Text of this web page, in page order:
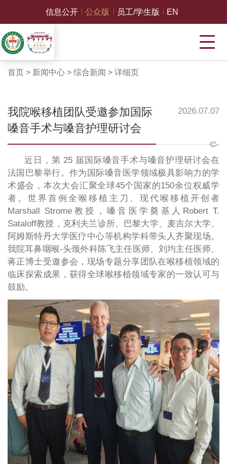
信息公开 公众版 员工/学生版 EN
首页 > 新闻中心> 综合新闻 > 详细页
我院喉移植团队受邀参加国际
嗓音手术与嗓音护理研讨会
2026.07.07
近日，第 25 届国际嗓音手术与嗓音护理研讨会在
法国巴黎举行。作为国际嗓音医学领域极具影响力的学
术盛会，本次大会汇聚全球45个国家的150余位权威学
者。世界首例全喉移植主刀、现代喉移植开创者
Marshall Strome教授，嗓音医学奠基人Robert T.
Sataloff教授，克利夫兰诊所、巴黎大学、麦吉尔大学、
阿姆斯特丹大学医疗中心等机构学科带头人齐聚现场。
我院耳鼻咽喉-头颈外科陈飞主任医师、刘均主任医师、
蒋正博士受邀参会，现场专题分享团队在喉移植领域的
临床探索成果，获得全球喉移植领域专家的一致认可与
鼓励。